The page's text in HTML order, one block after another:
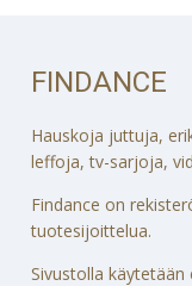
FINDANCE
Hauskoja juttuja,
leffoja, tv-sarjoja,
Findance on
tuotesijoittelua.
Sivustolla